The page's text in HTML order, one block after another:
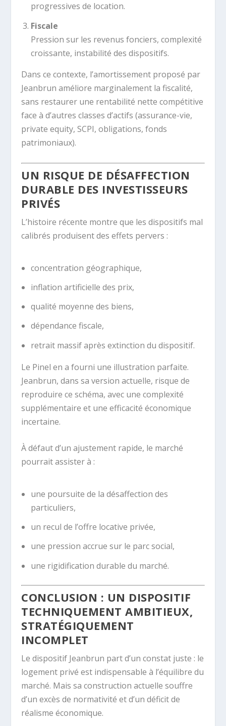
progressives de location.
Fiscale
Pression sur les revenus fonciers, complexité
croissante, instabilité des dispositifs.
Dans ce contexte, l’amortissement proposé par
Jeanbrun améliore marginalement la fiscalité,
sans restaurer une rentabilité nette compétitive
face à d’autres classes d’actifs (assurance-vie,
private equity, SCPI, obligations, fonds
patrimoniaux).
UN RISQUE DE DÉSAFFECTION
DURABLE DES INVESTISSEURS
PRIVÉS
L’histoire récente montre que les dispositifs mal
calibrés produisent des effets pervers :
concentration géographique,
inflation artificielle des prix,
qualité moyenne des biens,
dépendance fiscale,
retrait massif après extinction du dispositif.
Le Pinel en a fourni une illustration parfaite.
Jeanbrun, dans sa version actuelle, risque de
reproduire ce schéma, avec une complexité
supplémentaire et une efficacité économique
incertaine.
À défaut d’un ajustement rapide, le marché
pourrait assister à :
une poursuite de la désaffection des
particuliers,
un recul de l’offre locative privée,
une pression accrue sur le parc social,
une rigidification durable du marché.
CONCLUSION : UN DISPOSITIF
TECHNIQUEMENT AMBITIEUX,
STRATÉGIQUEMENT
INCOMPLET
Le dispositif Jeanbrun part d’un constat juste : le
logement privé est indispensable à l’équilibre du
marché. Mais sa construction actuelle souffre
d’un excès de normativité et d’un déficit de
réalisme économique.